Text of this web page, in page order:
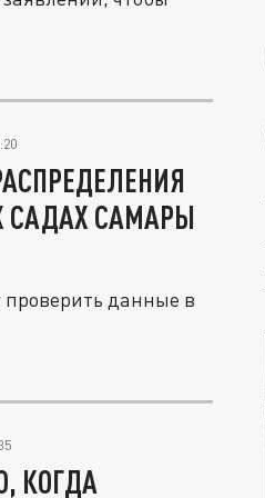
САДАХ САМАРЫ
проверить данные в
КОГДА